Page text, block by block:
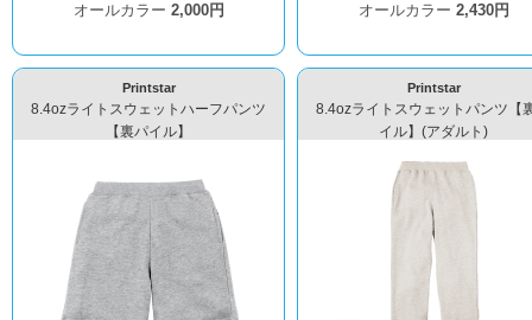
オールカラー 2,000円 オールカラー 2,430円
Printstar
8.4ozライトスウェットハーフパンツ
【裏パイル】
Printstar
8.4ozライトスウェットパンツ【
イル】(アダルト)